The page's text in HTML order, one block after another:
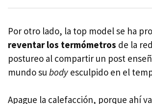
Por otro lado, la top model se ha
reventar los termómetros de la
postureo al compartir un post
mundo su body esculpido en el
Apague la calefacción, porque ahí